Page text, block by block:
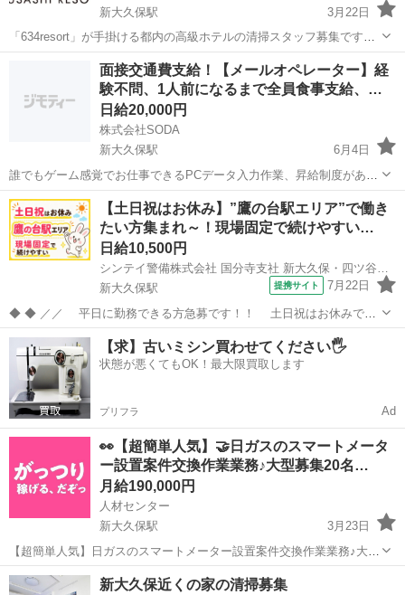
新大久保駅
3月22日
「634resort」が手掛ける都内の高級ホテルの清掃スタッフ募集です。
事業拡大に伴い清掃スタッフの増員が必要な状況です。 現在、主婦・
フリーターなどの方にお手伝い頂いております！ 業務内容はホテル清
掃となり、特別な...
新宿区 新大久保駅 その他
面接交通費支給！【メールオペレーター】経
験不問、1人前になるまで全員食事支給、…
日給20,000円
株式会社SODA
新大久保駅
6月4日
誰でもゲーム感覚でお仕事できるPCデータ入力作業、昇給制度がある
ので平均月収50万以上を狙える環境が整っています。未経験からのス
タートなので稼げるようになるまでしっかりサポート致します！ 時間
＝稼げる額なので限界なしに...
東京 新宿区 新大久保駅 その他
【土日祝はお休み】”鷹の台駅エリア”で働き
たい方集まれ～！現場固定で続けやすい…
日給10,500円
シンテイ警備株式会社 国分寺支社 新大久保・四ツ谷・大久保(東京)(37)エリア/A3203200124
新大久保駅
提携サイト 7月22日
◆ ◆ ／／ 平日に勤務できる方急募です！！ 土日祝はお休みで
す！ 今回の募集エリアは…「鷹の台駅エリア」★ 現場固定なの
で、続けやすい♪♪ ＼＼ 『シフトが削られた…』 『思うように稼げな
い…』 ということは...
東京 新宿区 新大久保駅 警備員
【求】古いミシン買わせてください🖐️
状態が悪くてもOK！最大限買取します
プリフラ Ad
👀【超簡単人気】🤝日ガスのスマートメータ
ー設置案件交換作業業務♪大型募集20名…
月給190,000円
人材センター
新大久保駅
3月23日
【超簡単人気】日ガスのスマートメーター設置案件交換作業業務♪大型
募集20名募集♪ 【新大久保エリア】日ガスのスマートメーター交換作
業業務♪大型募集20名募集♪ 【募集人数】 20名 ※基本週5日長期稼働が
東京 新宿区 新大久保駅 その他 業務
新大久保近くの家の清掃募集